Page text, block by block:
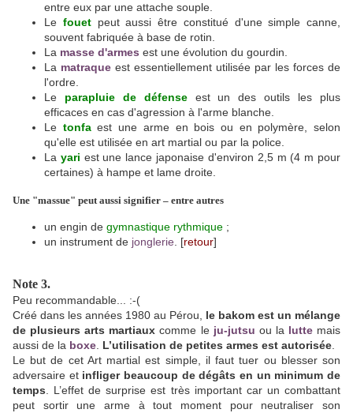
entre eux par une attache souple.
Le fouetpeut aussi être constitué d'une simple canne,
souvent fabriquée à base de rotin.
La masse d'armes est une évolution du gourdin.
La matraque est essentiellement utilisée par les forces de
l'ordre.
Le parapluie de défenseest un des outils les plus
efficaces en cas d'agression à l'arme blanche.
Le tonfaest une arme en bois ou en polymère, selon
qu'elle est utilisée en art martial ou par la police.
La yari est une lance japonaise d'environ 2,5 m (4 m pour
certaines) à hampe et lame droite.
Une "massue" peut aussi signifier – entre autres
un engin de gymnastique rythmique ;
un instrument de jonglerie . [retour]
Note 3.
Peu recommandable... :-(
Créé dans les années 1980 au Pérou,
le bakom est un mélange
de plusieurs arts martiaux comme le ju-jutsu ou la luttemais
aussi de la boxe L’utilisation de petites armes est autorisée
Le but de cet Art martial est simple, il faut tuer ou blesser son
adversaire et infliger beaucoup de dégâts en un minimum de
temps . L’effet de surprise est très important car un combattant
peut sortir une arme à tout moment pour neutraliser son